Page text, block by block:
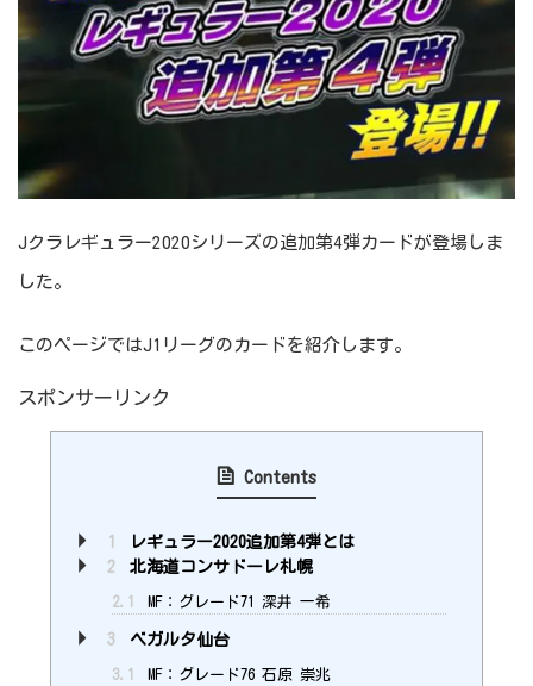
Jクラレギュラー2020シリーズの追加第4弾カードが登場しま
した。
このページではJ1リーグのカードを紹介します。
スポンサーリンク
Contents
1
レギュラー2020追加第4弾とは
2
北海道コンサドーレ札幌
2.1 MF：グレード71 深井 一希
3 ベガルタ仙台
3.1 MF：グレード76 石原 崇兆